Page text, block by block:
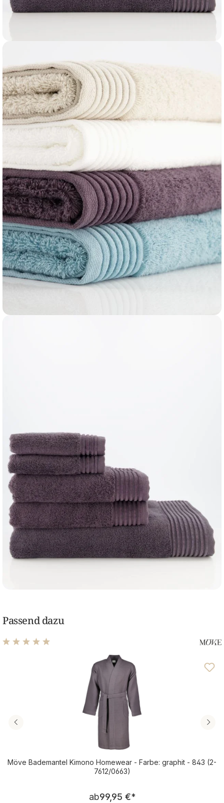
Passend dazu
Durchschnittliche Bewertung von 4.92 von 5 Sternen
Möve Bademantel Kimono Homewear - Farbe: graphit - 843 (2-
7612/0663)
Regulärer Preis:
ab99,95 €*